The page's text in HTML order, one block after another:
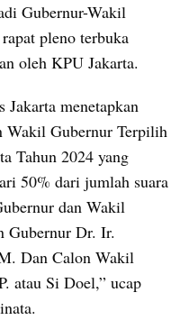
Gubernur-Wakil
pleno terbuka
oleh KPU Jakarta.
menetapkan
Wakil Gubernur Terpilih
Tahun 2024 yang
50% dari jumlah suara
dan Wakil
Gubernur Dr. Ir.
Dan Calon Wakil
atau Si Doel,” ucap